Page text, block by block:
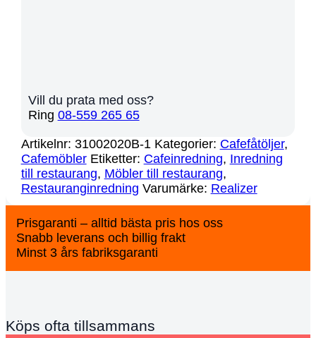
Vill du prata med oss?
Ring 08-559 265 65
Artikelnr: 31002020B-1 Kategorier: Cafefåtöljer,
Cafemöbler Etiketter: Cafeinredning, Inredning
till restaurang, Möbler till restaurang,
Restauranginredning Varumärke: Realizer
Prisgaranti – alltid bästa pris hos oss
Snabb leverans och billig frakt
Minst 3 års fabriksgaranti
Köps ofta tillsammans